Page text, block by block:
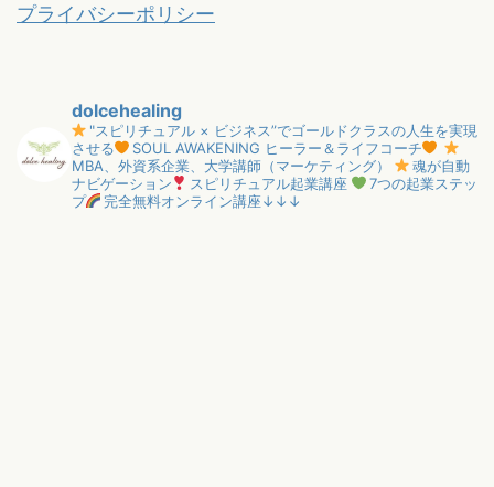
プライバシーポリシー
dolcehealing
"スピリチュアル × ビジネス”でゴールドクラスの人生を実現
させる
SOUL AWAKENING ヒーラー＆ライフコーチ
MBA、外資系企業、大学講師（マーケティング）
魂が自動
ナビゲーション
スピリチュアル起業講座
7つの起業ステッ
プ
完全無料オンライン講座↓↓↓